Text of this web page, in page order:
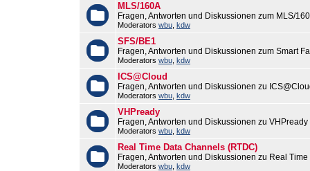
MLS/160A
Fragen, Antworten und Diskussionen zum MLS/
Moderators wbu kdw
SFS/BE1
Fragen, Antworten und Diskussionen zum Smart
Moderators wbu kdw
ICS@Cloud
Fragen, Antworten und Diskussionen zu
Moderators wbu kdw
VHPready
Fragen, Antworten und Diskussionen zu VHPready
Moderators wbu kdw
Real Time Data Channels (RTDC)
Fragen, Antworten und Diskussionen zu Real
Moderators wbu kdw